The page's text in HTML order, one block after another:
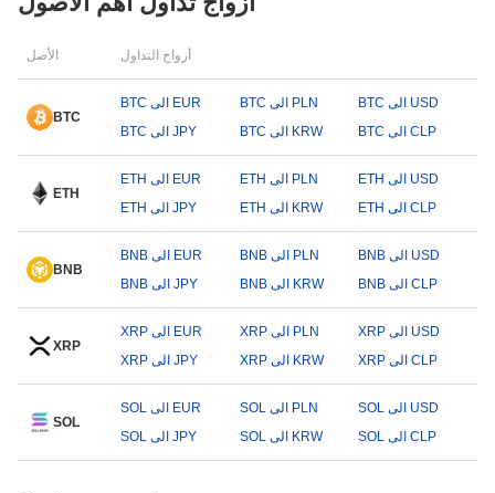
الأصل أزواج التداول
BTC
BTC الى EUR BTC الى PLN
BTC الى USD
BTC الى JPY
BTC الى KRW BTC الى CLP
ETH
ETH الى EUR ETH الى PLN
ETH الى USD
ETH الى JPY
ETH الى KRW ETH الى CLP
BNB
BNB الى EUR BNB الى PLN
BNB الى USD
BNB الى JPY
BNB الى KRW BNB الى CLP
XRP
XRP الى EUR XRP الى PLN
XRP الى USD
XRP الى JPY
XRP الى KRW XRP الى CLP
SOL
SOL الى EUR SOL الى PLN
SOL الى USD
SOL الى JPY
SOL الى KRW SOL الى CLP